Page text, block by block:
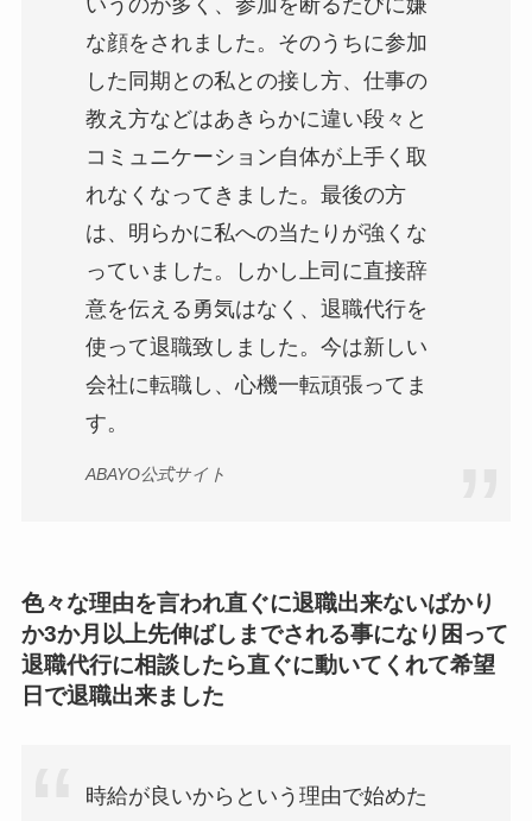
いうのが多く、参加を断るたびに嫌
な顔をされました。そのうちに参加
した同期との私との接し方、仕事の
教え方などはあきらかに違い段々と
コミュニケーション自体が上手く取
れなくなってきました。最後の方
は、明らかに私への当たりが強くな
っていました。しかし上司に直接辞
意を伝える勇気はなく、退職代行を
使って退職致しました。今は新しい
会社に転職し、心機一転頑張ってま
す。
ABAYO公式サイト
色々な理由を言われ直ぐに退職出来ないばかり
か3か月以上先伸ばしまでされる事になり困って
退職代行に相談したら直ぐに動いてくれて希望
日で退職出来ました
時給が良いからという理由で始めた